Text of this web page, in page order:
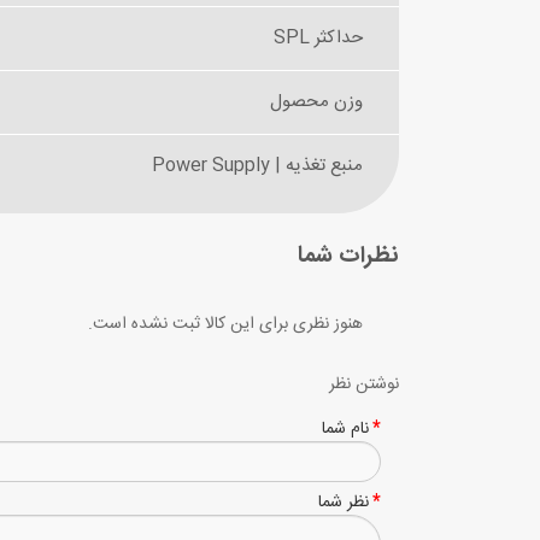
حداکثر SPL
وزن محصول
منبع تغذیه | Power Supply
نظرات شما
هنوز نظری برای این کالا ثبت نشده است.
نوشتن نظر
نام شما
نظر شما